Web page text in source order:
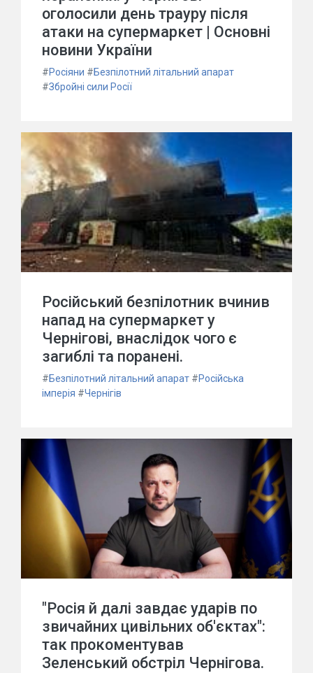
оголосили день трауру після
атаки на супермаркет | Основні
новини України
#Росіяни #Безпілотний літальний апарат
#Збройні сили Росії
Російський безпілотник вчинив
напад на супермаркет у
Чернігові, внаслідок чого є
загиблі та поранені.
#Безпілотний літальний апарат #Російська
імперія #Чернігів
"Росія й далі завдає ударів по
звичайних цивільних об'єктах":
так прокоментував
Зеленський обстріл Чернігова.